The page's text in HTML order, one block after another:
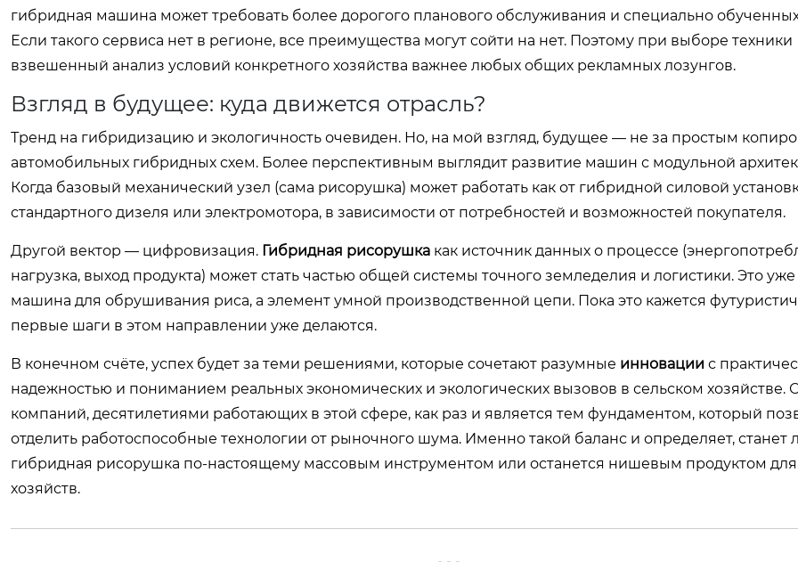
гибридная машина может требовать более дорогого планового обслуживания и специально
Если такого сервиса нет в регионе, все преимущества могут сойти на нет. Поэтому при выборе техники
взвешенный анализ условий конкретного хозяйства важнее любых общих рекламных лозунгов.
Взгляд в будущее: куда движется отрасль?
Тренд на гибридизацию и экологичность очевиден. Но, на мой взгляд, будущее — не за простым
автомобильных гибридных схем. Более перспективным выглядит развитие машин с модульной
Когда базовый механический узел (сама рисорушка) может работать как от гибридной силовой
стандартного дизеля или электромотора, в зависимости от потребностей и возможностей покупателя.
Другой вектор — цифровизация. Гибридная рисорушка как источник данных о процессе
нагрузка, выход продукта) может стать частью общей системы точного земледелия и логистики. Это
машина для обрушивания риса, а элемент умной производственной цепи. Пока это кажется
первые шаги в этом направлении уже делаются.
В конечном счёте, успех будет за теми решениями, которые сочетают разумные инновации с
надежностью и пониманием реальных экономических и экологических вызовов в сельском хозяйстве.
компаний, десятилетиями работающих в этой сфере, как раз и является тем фундаментом, который
отделить работоспособные технологии от рыночного шума. Именно такой баланс и определяет, станет
гибридная рисорушка по-настоящему массовым инструментом или останется нишевым продуктом
хозяйств.